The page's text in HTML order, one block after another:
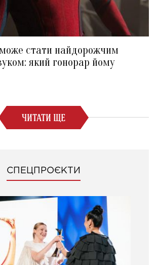
стати найдорожчим
який гонорар йому
ЧИТАТИ ЩЕ
СПЕЦПРОЄКТИ